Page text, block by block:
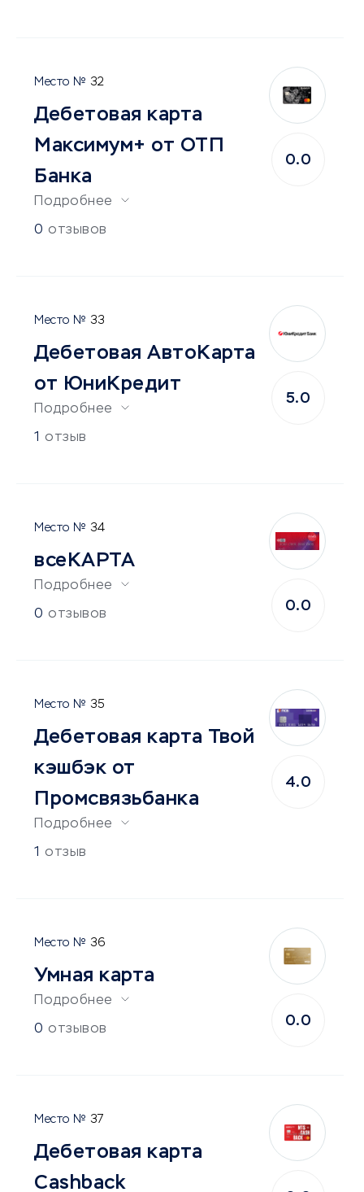
32
Дебетовая карта
Максимум+ от ОТП
Банка
Подробнее
0 отзывов
0.0
33
Дебетовая АвтоКарта
от ЮниКредит
Подробнее
1 отзыв
5.0
34
всеКАРТА
Подробнее
0 отзывов
0.0
35
Дебетовая карта Твой
кэшбэк от
Промсвязьбанка
Подробнее
1 отзыв
4.0
36
Умная карта
Подробнее
0 отзывов
0.0
37
Дебетовая карта
Cashback